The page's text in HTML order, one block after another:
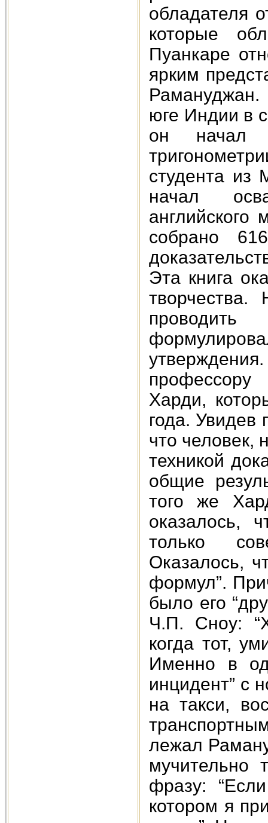
обладателя
которые
Пуанкаре
ярким
юге Индии в
он начал
студента из
начал
английского
собрано
Эта книга
Харди,
года.
что человек,
техникой
общие
того же
оказалось,
только
Оказалось,
формул”.
было его
Ч.П. Сноу:
когда тот,
Именно в
инцидент” с
на такси,
лежал
мучительно
фразу:
котором я